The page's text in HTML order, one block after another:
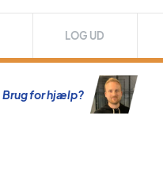
LOG UD
Brug for hjælp?